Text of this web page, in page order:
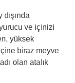
ve içinizi
yüksek
biraz meyve
olan atalık